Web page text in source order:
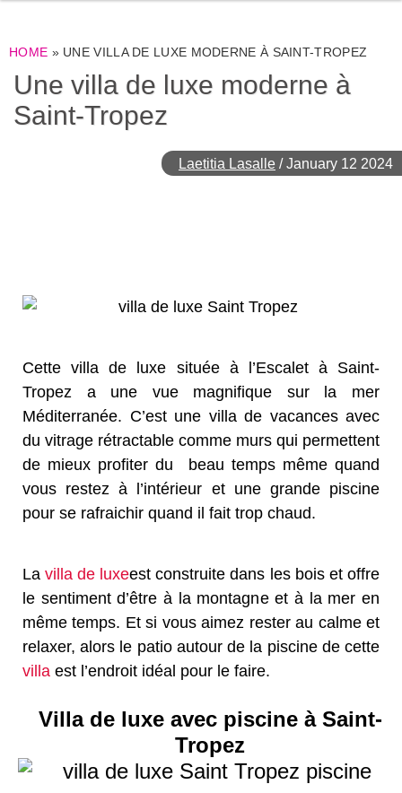
HOME » UNE VILLA DE LUXE MODERNE À SAINT-TROPEZ
Une villa de luxe moderne à
Saint-Tropez
Laetitia Lasalle /January 12 2024
Cette villa de luxe située à l’Escalet à Saint-
Tropez a une vue magnifique sur la mer
Méditerranée. C’est une villa de vacances avec
du vitrage rétractable comme murs qui permettent
de mieux profiter du
beau temps même quand
vous restez à l’intérieur et une grande piscine
pour se rafraichir quand il fait trop chaud.
Lavilla de luxeest construite dans les bois et offre
le sentiment d’être à la montagne et à la mer en
même temps. Et si vous aimez rester au calme et
relaxer, alors le patio autour de la piscine de cette
villa est l’endroit idéal pour le faire.
Villa de luxe avec piscine à Saint-
Tropez